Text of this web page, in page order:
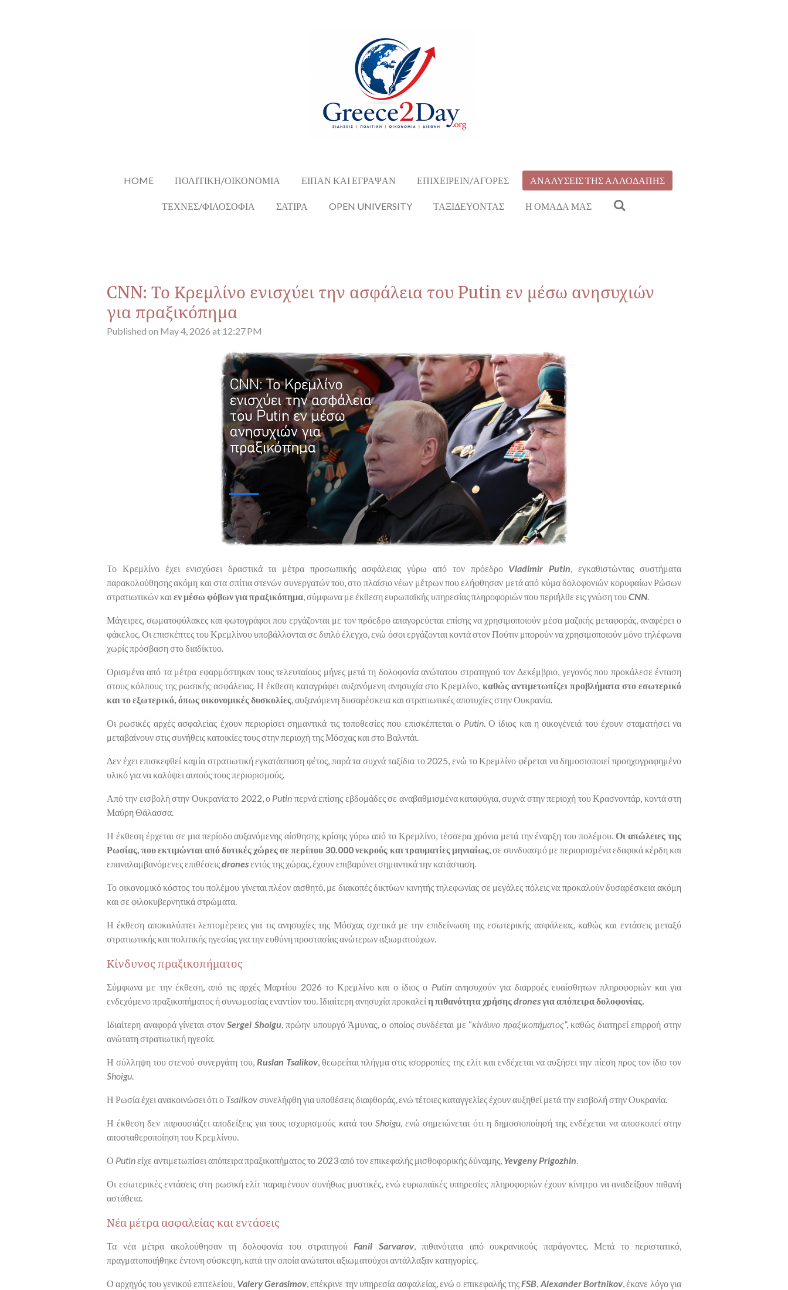
HOME ΠΟΛΙΤΙΚΗ/ΟΙΚΟΝΟΜΙΑ ΕΙΠΑΝ ΚΑΙ ΕΓΡΑΨΑΝ ΕΠΙΧΕΙΡΕΙΝ/ΑΓΟΡΕΣ ΑΝΑΛΥΣΕΙΣ ΤΗΣ ΑΛΛΟΔΑΠΗΣ
ΤΕΧΝΕΣ/ΦΙΛΟΣΟΦΙΑ ΣΑΤΙΡΑ OPEN UNIVERSITY ΤΑΞΙΔΕΥΟΝΤΑΣ Η ΟΜΑΔΑ ΜΑΣ
CNN: Το Κρεμλίνο ενισχύει την ασφάλεια του Putin εν μέσω ανησυχιών
για πραξικόπημα
Published on May 4, 2026 at 12:27 PM
Το Κρεμλίνο έχει ενισχύσει δραστικά τα μέτρα προσωπικής ασφάλειας γύρω από τον πρόεδρο Vladimir Putin, εγκαθιστώντας συστήματα
παρακολούθησης ακόμη και στα σπίτια στενών συνεργατών του, στο πλαίσιο νέων μέτρων που ελήφθησαν μετά από κύμα δολοφονιών κορυφαίων Ρώσων
στρατιωτικών και εν μέσω φόβων για πραξικόπημα, σύμφωνα με έκθεση ευρωπαϊκής υπηρεσίας πληροφοριών που περιήλθε εις γνώση τουCNN.
Μάγειρες, σωματοφύλακες και φωτογράφοι που εργάζονται με τον πρόεδρο απαγορεύεται επίσης να χρησιμοποιούν μέσα μαζικής μεταφοράς, αναφέρει ο
φάκελος. Οι επισκέπτες του Κρεμλίνου υποβάλλονται σε διπλό έλεγχο, ενώ όσοι εργάζονται κοντά στον Πούτιν μπορούν να χρησιμοποιούν μόνο τηλέφωνα
χωρίς πρόσβαση στο διαδίκτυο.
Ορισμένα από τα μέτρα εφαρμόστηκαν τους τελευταίους μήνες μετά τη δολοφονία ανώτατου στρατηγού τον Δεκέμβριο, γεγονός που προκάλεσε ένταση
στους κόλπους της ρωσικής ασφάλειας. Η έκθεση καταγράφει αυξανόμενη ανησυχία στο Κρεμλίνο, καθώς αντιμετωπίζει προβλήματα στο εσωτερικό
και το εξωτερικό, όπως οικονομικές δυσκολίες, αυξανόμενη δυσαρέσκεια και στρατιωτικές αποτυχίες στην Ουκρανία.
Οι ρωσικές αρχές ασφαλείας έχουν περιορίσει σημαντικά τις τοποθεσίες που επισκέπτεται ο Putin. Ο ίδιος και η οικογένειά του έχουν σταματήσει να
μεταβαίνουν στις συνήθεις κατοικίες τους στην περιοχή της Μόσχας και στο Βαλντάι.
Δεν έχει επισκεφθεί καμία στρατιωτική εγκατάσταση φέτος, παρά τα συχνά ταξίδια το 2025, ενώ το Κρεμλίνο φέρεται να δημοσιοποιεί προηχογραφημένο
υλικό για να καλύψει αυτούς τους περιορισμούς.
Από την εισβολή στην Ουκρανία το 2022, ο Putin περνά επίσης εβδομάδες σε αναβαθμισμένα καταφύγια, συχνά στην περιοχή του Κρασνοντάρ, κοντά στη
Μαύρη Θάλασσα.
Η έκθεση έρχεται σε μια περίοδο αυξανόμενης αίσθησης κρίσης γύρω από το Κρεμλίνο, τέσσερα χρόνια μετά την έναρξη του πολέμου.Οι απώλειες της
Ρωσίας, που εκτιμώνται από δυτικές χώρες σε περίπου 30.000 νεκρούς και τραυματίες μηνιαίως, σε συνδυασμό με περιορισμένα εδαφικά κέρδη και
επαναλαμβανόμενες επιθέσειςdronesεντός της χώρας, έχουν επιβαρύνει σημαντικά την κατάσταση.
Το οικονομικό κόστος του πολέμου γίνεται πλέον αισθητό, με διακοπές δικτύων κινητής τηλεφωνίας σε μεγάλες πόλεις να προκαλούν δυσαρέσκεια ακόμη
και σε φιλοκυβερνητικά στρώματα.
Η έκθεση αποκαλύπτει λεπτομέρειες για τις ανησυχίες της Μόσχας σχετικά με την επιδείνωση της εσωτερικής ασφάλειας, καθώς και εντάσεις μεταξύ
στρατιωτικής και πολιτικής ηγεσίας για την ευθύνη προστασίας ανώτερων αξιωματούχων.
Κίνδυνος πραξικοπήματος
Σύμφωνα με την έκθεση, από τις αρχές Μαρτίου 2026 το Κρεμλίνο και ο ίδιος ο Putin ανησυχούν για διαρροές ευαίσθητων πληροφοριών και για
ενδεχόμενο πραξικοπήματος ή συνωμοσίας εναντίον του. Ιδιαίτερη ανησυχία προκαλείη πιθανότητα χρήσηςdronesγια απόπειρα δολοφονίας.
Ιδιαίτερη αναφορά γίνεται στονSergei Shoigu, πρώην υπουργό Άμυνας, ο οποίος συνδέεται με “κίνδυνο πραξικοπήματος”, καθώς διατηρεί επιρροή στην
ανώτατη στρατιωτική ηγεσία.
Η σύλληψη του στενού συνεργάτη του, Ruslan Tsalikov, θεωρείται πλήγμα στις ισορροπίες της ελίτ και ενδέχεται να αυξήσει την πίεση προς τον ίδιο τον
Shoigu.
Η Ρωσία έχει ανακοινώσει ότι ο Tsalikovσυνελήφθη για υποθέσεις διαφθοράς, ενώ τέτοιες καταγγελίες έχουν αυξηθεί μετά την εισβολή στην Ουκρανία.
Η έκθεση δεν παρουσιάζει αποδείξεις για τους ισχυρισμούς κατά του Shoigu, ενώ σημειώνεται ότι η δημοσιοποίησή της ενδέχεται να αποσκοπεί στην
αποσταθεροποίηση του Κρεμλίνου.
Ο Putinείχε αντιμετωπίσει απόπειρα πραξικοπήματος το 2023 από τον επικεφαλής μισθοφορικής δύναμης, Yevgeny Prigozhin.
Οι εσωτερικές εντάσεις στη ρωσική ελίτ παραμένουν συνήθως μυστικές, ενώ ευρωπαϊκές υπηρεσίες πληροφοριών έχουν κίνητρο να αναδείξουν πιθανή
αστάθεια.
Νέα μέτρα ασφαλείας και εντάσεις
Τα νέα μέτρα ακολούθησαν τη δολοφονία του στρατηγού Fanil Sarvarov, πιθανότατα από ουκρανικούς παράγοντες. Μετά το περιστατικό,
πραγματοποιήθηκε έντονη σύσκεψη, κατά την οποία ανώτατοι αξιωματούχοι αντάλλαξαν κατηγορίες.
Ο αρχηγός του γενικού επιτελείου, Valery Gerasimov, επέκρινε την υπηρεσία ασφαλείας, ενώ ο επικεφαλής τηςFSB, Alexander Bortnikov, έκανε λόγο για